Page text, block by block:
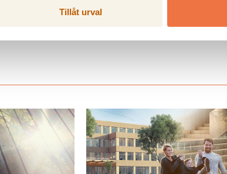
Tillåt urval